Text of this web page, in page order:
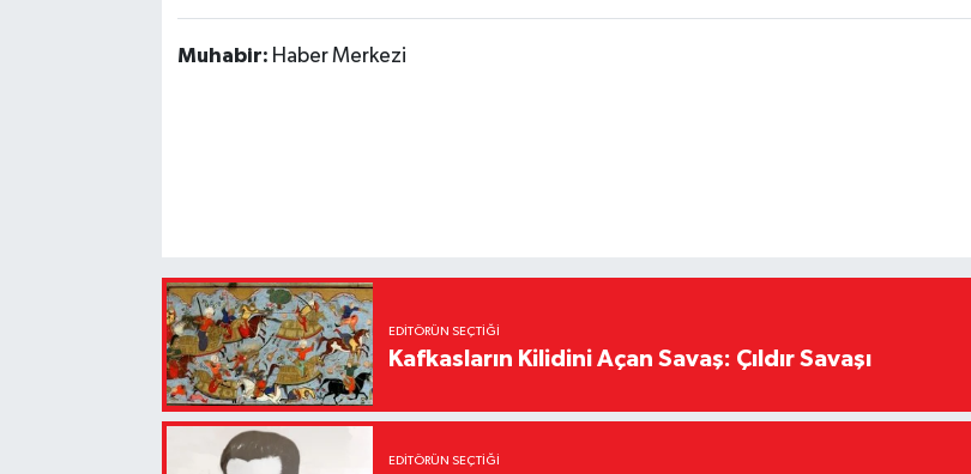
Muhabir: Haber Merkezi
EDITÖRÜN SEÇTIĞI
Kafkasların Kilidini Açan Savaş: Çıldır Savaşı
EDITÖRÜN SEÇTIĞI